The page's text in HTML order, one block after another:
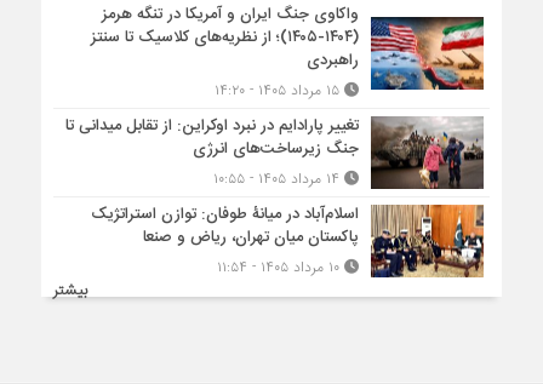
واکاوی جنگ ایران و آمریکا در تنگه هرمز
(۱۴۰۴-۱۴۰۵)؛ از نظریه‌های کلاسیک تا سنتز
راهبردی
۱۵ مرداد ۱۴۰۵ - ۱۴:۲۰
تغییر پارادایم در نبرد اوکراین: از تقابل میدانی تا
جنگ زیرساخت‌های انرژی
اسلام‌آباد در میانۀ طوفان: توازن استراتژیک
پاکستان میان تهران، ریاض و صنعا
۱۰ مرداد ۱۴۰۵ - ۱۱:۵۴
بیشتر